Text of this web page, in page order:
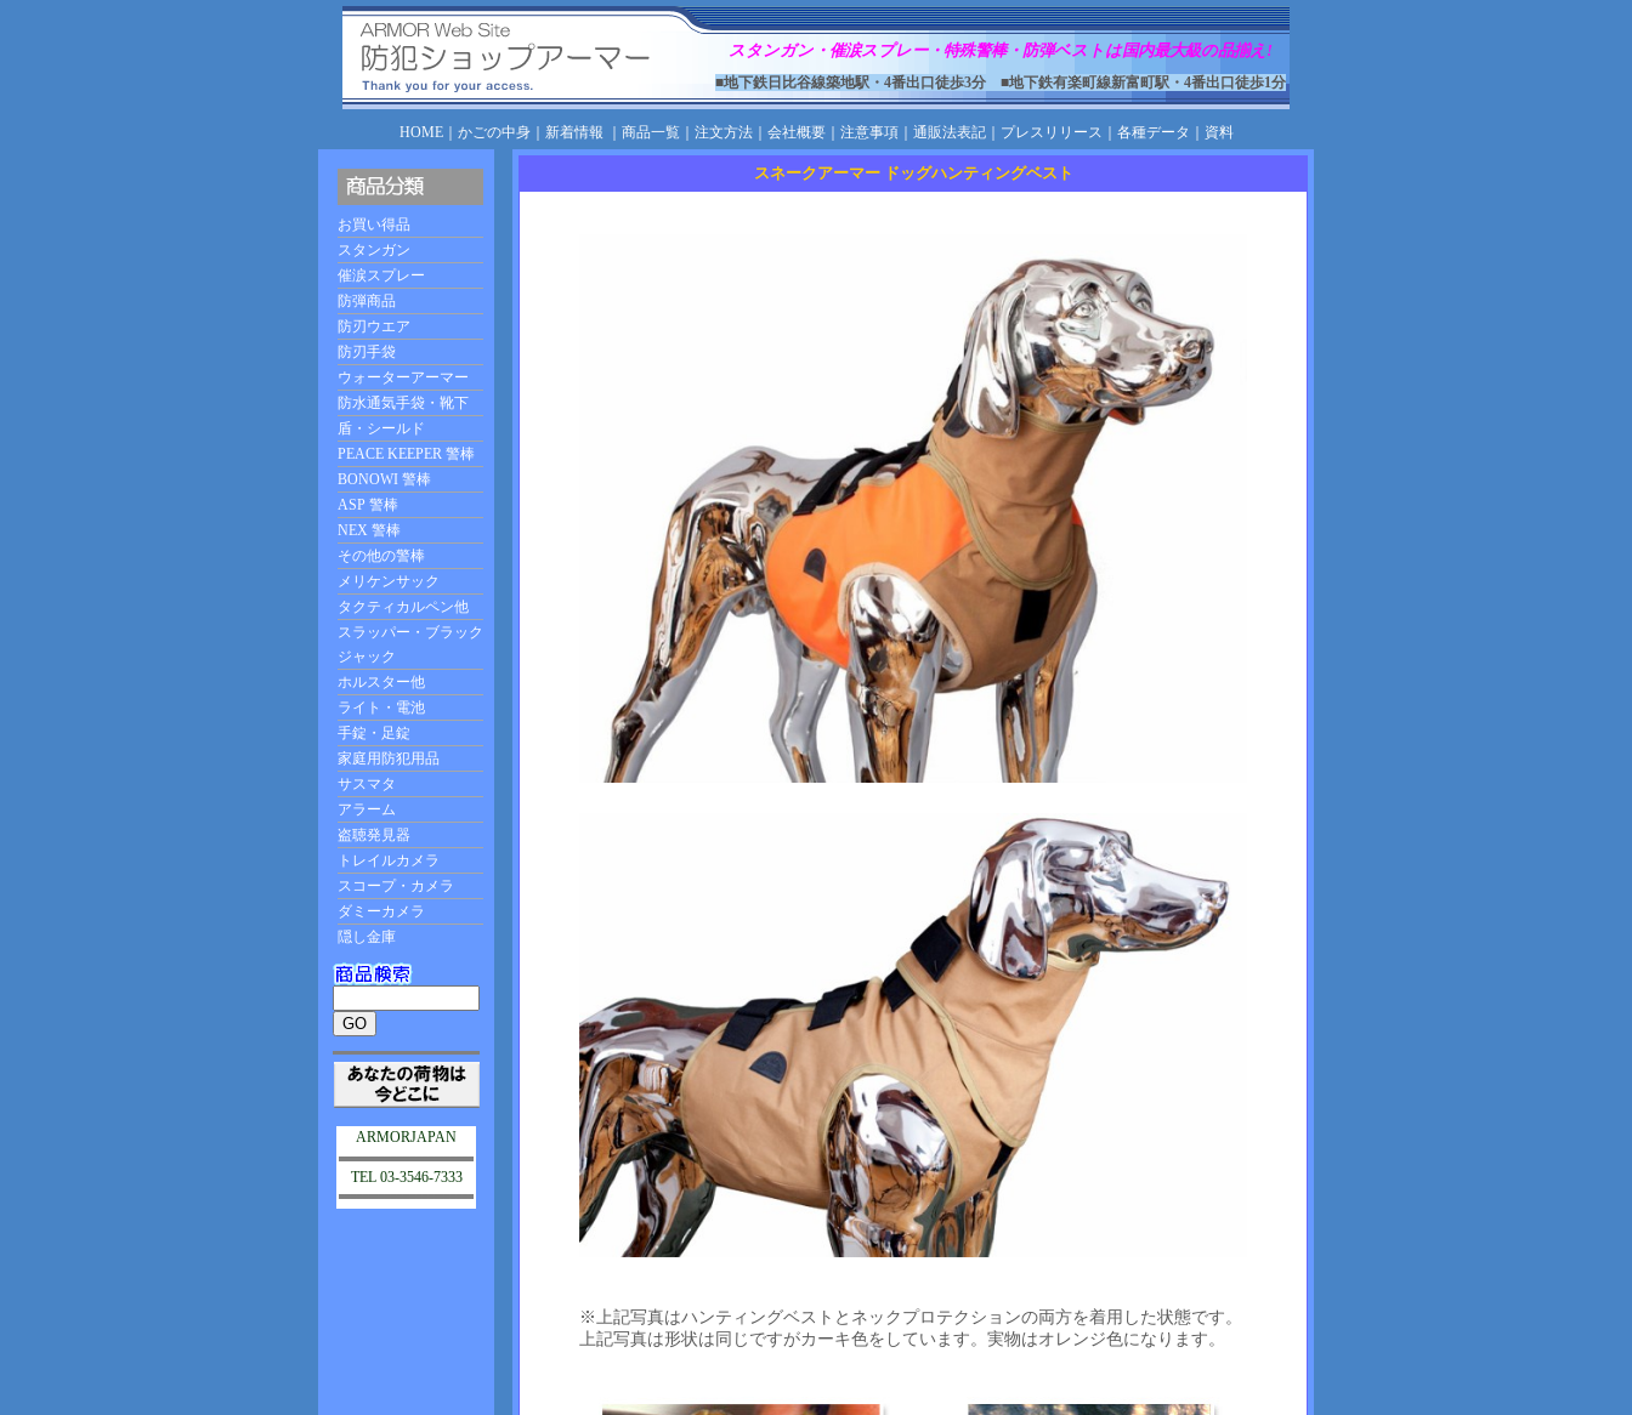
スタンガン・催涙スプレー・特殊警棒・防弾ベストは国内最大級の品揃え!
■地下鉄日比谷線築地駅・4番出口徒歩3分 ■地下鉄有楽町線新富町駅・4番出口徒歩1分
HOME｜ かごの中身｜ 新着情報 商品一覧｜ 注文方法｜ 会社概要｜ 注意事項｜ 通販法表記｜ プレスリリース 各種データ 資料
ARMORJAPAN
TEL 03-3546-7333
スネークアーマー ドッグハンティングベスト
※上記写真はハンティングベストとネックプロテクションの両方を着用した状態です。
上記写真は形状は同じですがカーキ色をしています。実物はオレンジ色になります。